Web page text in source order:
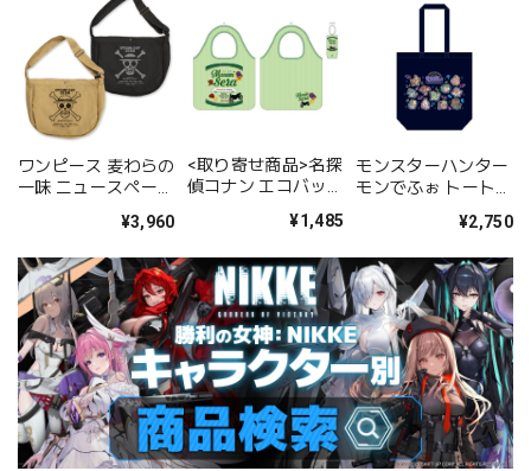
ワンピース 麦わらの
一味 ニュースペーパ
¥3,960
<取り寄せ商品>名探
偵コナン エコバッグ
¥1,485
モンスターハンター
モンでふぉ トートバ
¥2,750